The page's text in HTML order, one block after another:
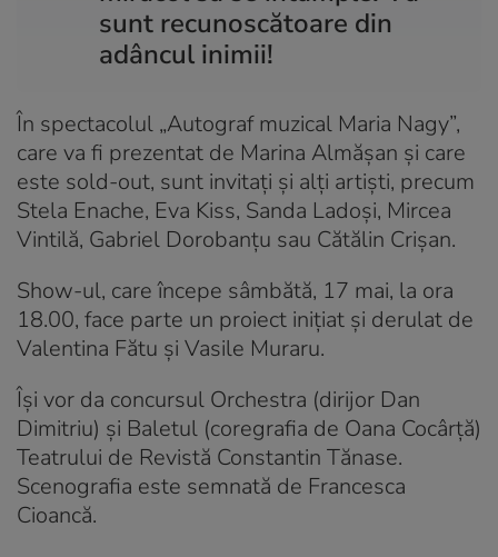
sunt recunoscătoare din
adâncul inimii!
În spectacolul „Autograf muzical Maria Nagy”,
care va fi prezentat de Marina Almășan și care
este sold-out, sunt invitați și alți artiști, precum
Stela Enache, Eva Kiss, Sanda Ladoși, Mircea
Vintilă, Gabriel Dorobanțu sau Cătălin Crișan.
Show-ul, care începe sâmbătă, 17 mai, la ora
18.00, face parte un proiect inițiat şi derulat de
Valentina Fătu și Vasile Muraru.
Își vor da concursul Orchestra (dirijor Dan
Dimitriu) și Baletul (coregrafia de Oana Cocârță)
Teatrului de Revistă Constantin Tănase.
Scenografia este semnată de Francesca
Cioancă.